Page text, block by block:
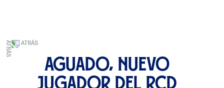
ATRÁS
Aguado, nuevo
jugador del RCD